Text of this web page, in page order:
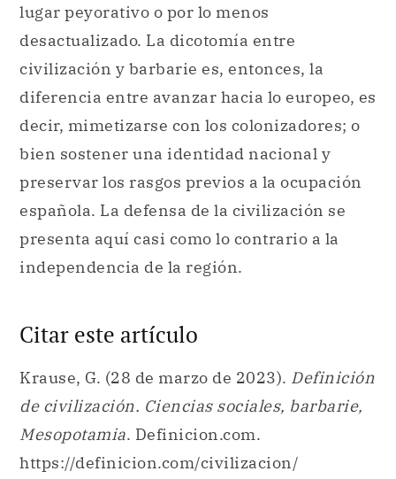
lugar peyorativo o por lo menos
desactualizado. La dicotomía entre
civilización y barbarie es, entonces, la
diferencia entre avanzar hacia lo europeo, es
decir, mimetizarse con los colonizadores; o
bien sostener una identidad nacional y
preservar los rasgos previos a la ocupación
española. La defensa de la civilización se
presenta aquí casi como lo contrario a la
independencia de la región.
Citar este artículo
Krause, G. (28 de marzo de 2023). Definición
de civilización. Ciencias sociales, barbarie,
Mesopotamia. Definicion.com.
https://definicion.com/civilizacion/